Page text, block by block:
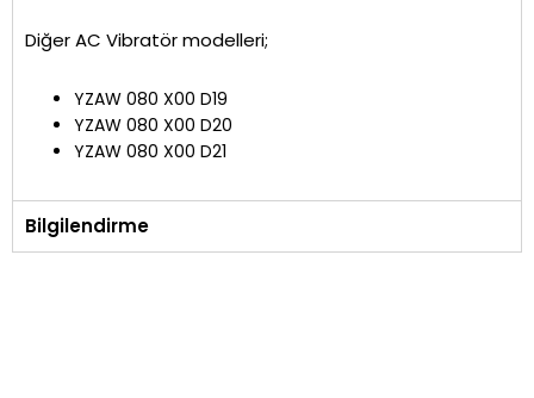
Diğer AC Vibratör modelleri;
YZAW 080 X00 D19
YZAW 080 X00 D20
YZAW 080 X00 D21
Bilgilendirme